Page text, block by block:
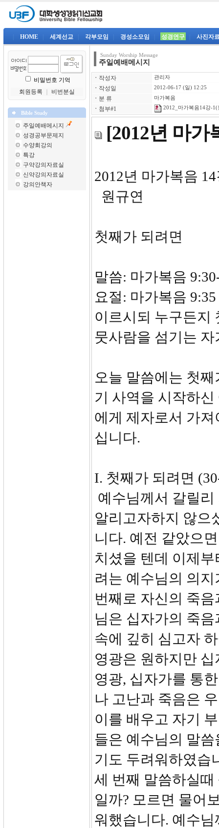
HOME 세계선교 각부모임 경성소모임 성경연구 사진자
비밀번호 기억
회원등록
비번분실
Bible Study
주일예배메시지
성경공부문제지
수양회강의
특강
구약강의자료실
신약강의자료실
강의안책자
Sunday Worship Message
주일예배메시지
ㆍ 작성자 관리자
ㆍ 작성일 2012-06-17 (일) 12:25
ㆍ 분 류 마가복음
ㆍ 첨부#1 2012_마가복음14강-1(
[2012년 마가
2012
원규연
첫째가 되려면
말씀: 마가복음
요절: 마가복음
이르시되 누구든지
뭇사람을 섬기는
오늘 말씀에는 첫
기 사역을 시작하
에게 제자로서 가
십니다.
I. 첫째가 되려면
예수님께서 갈릴
알리고자하지 않으
니다. 예전 같았으
치셨을 텐데 이제
려는 예수님의 의
번째로 자신의 죽
님은 십자가의 죽
속에 깊히 심고자
영광은 원하지만
영광, 십자가를 통
나 고난과 죽음은
이를 배우고 자기
들은 예수님의 말
기도 두려워하였습
세 번째 말씀하실
일까? 모르면 물어
워했습니다. 예수